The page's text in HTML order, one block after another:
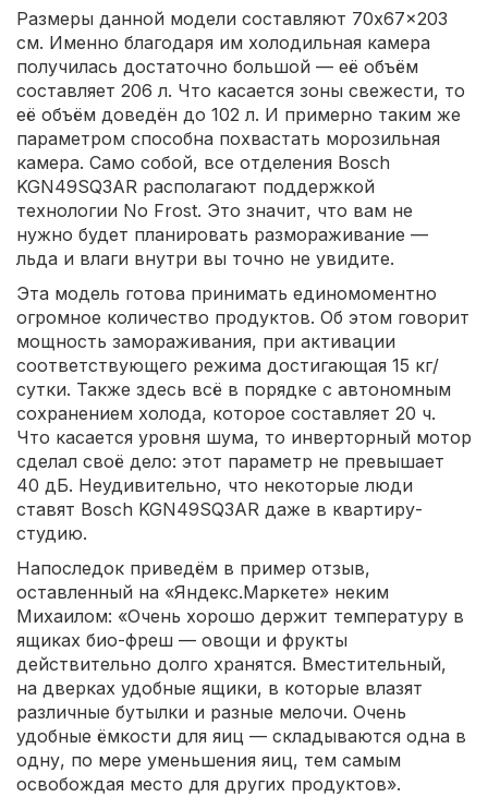
Размеры данной модели составляют 70x67x203
см. Именно благодаря им холодильная камера
получилась достаточно большой — её объём
составляет 206 л. Что касается зоны свежести, то
её объём доведён до 102 л. И примерно таким же
параметром способна похвастать морозильная
камера. Само собой, все отделения Bosch
KGN49SQ3AR располагают поддержкой
технологии No Frost. Это значит, что вам не
нужно будет планировать размораживание —
льда и влаги внутри вы точно не увидите.
Эта модель готова принимать единомоментно
огромное количество продуктов. Об этом говорит
мощность замораживания, при активации
соответствующего режима достигающая 15 кг/
сутки. Также здесь всё в порядке с автономным
сохранением холода, которое составляет 20 ч.
Что касается уровня шума, то инверторный мотор
сделал своё дело: этот параметр не превышает
40 дБ. Неудивительно, что некоторые люди
ставят Bosch KGN49SQ3AR даже в квартиру-
студию.
Напоследок приведём в пример отзыв,
оставленный на «Яндекс.Маркете» неким
Михаилом: «Очень хорошо держит температуру в
ящиках био-фреш — овощи и фрукты
действительно долго хранятся. Вместительный,
на дверках удобные ящики, в которые влазят
различные бутылки и разные мелочи. Очень
удобные ёмкости для яиц — складываются одна в
одну, по мере уменьшения яиц, тем самым
освобождая место для других продуктов».